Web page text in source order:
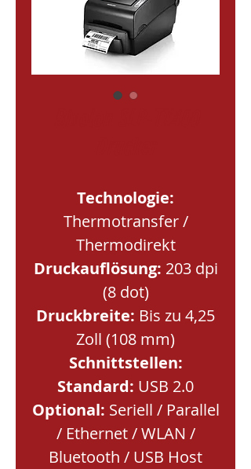
Technologie:
Thermotransfer /
Thermodirekt
Druckauflösung: 203 dpi
(8 dot)
Druckbreite: Bis zu 4,25
Zoll (108 mm)
Schnittstellen:
Standard: USB 2.0
Optional: Seriell / Parallel
/ Ethernet / WLAN /
Bluetooth / USB Host